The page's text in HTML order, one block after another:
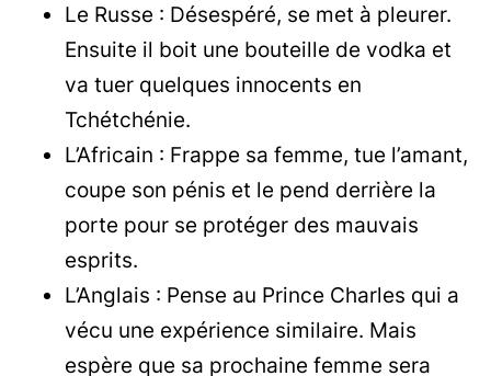
Le Russe : Désespéré, se met à pleurer.
Ensuite il boit une bouteille de vodka et
va tuer quelques innocents en
Tchétchénie.
L’Africain : Frappe sa femme, tue l’amant,
coupe son pénis et le pend derrière la
porte pour se protéger des mauvais
esprits.
L’Anglais : Pense au Prince Charles qui a
vécu une expérience similaire. Mais
espère que sa prochaine femme sera